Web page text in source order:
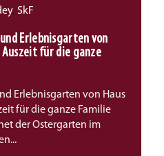
, SkF
Erlebnisgarten von
Auszeit für die ganze
Erlebnisgarten von Haus
für die ganze Familie
der Ostergarten im